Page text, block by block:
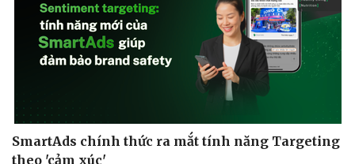
Sức khỏe
Dinh dưỡng - món ngon
Đời
SmartAds chính thức ra mắt tính năng Targeting
theo 'cảm xúc'